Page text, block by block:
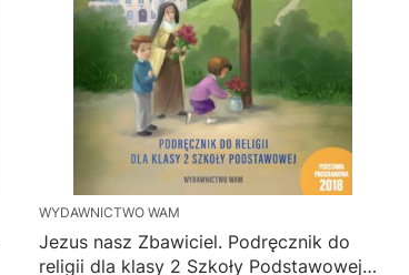
WYDAWNICTWO WAM
Jezus nasz Zbawiciel. Podręcznik do
religii dla klasy 2 Szkoły Podstawowej